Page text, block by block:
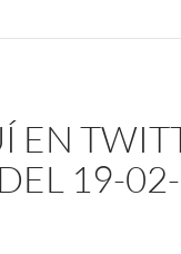
EN
19-